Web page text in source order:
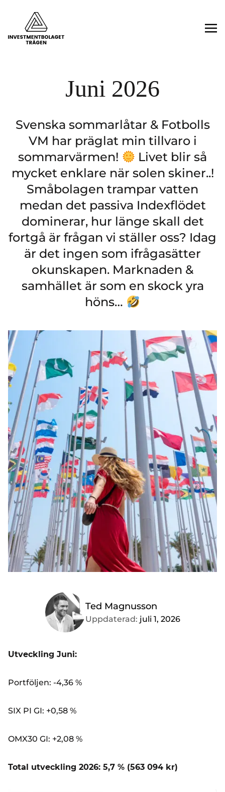
Juni 2026
Svenska sommarlåtar & Fotbolls
VM har präglat min tillvaro i
sommarvärmen!
Livet blir så
mycket enklare när solen skiner..!
Småbolagen trampar vatten
medan det passiva Indexflödet
dominerar, hur länge skall det
fortgå är frågan vi ställer oss? Idag
är det ingen som ifrågasätter
okunskapen. Marknaden &
samhället är som en skock yra
höns…
Ted Magnusson
Uppdaterad: juli 1, 2026
Utveckling Juni:
Portföljen: -4,36 %
SIX PI GI: +0,58 %
OMX30 GI: +2,08 %
Total utveckling 2026: 5,7 % (563 094 kr)